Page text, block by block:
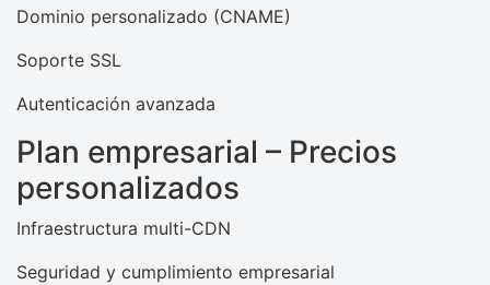
Dominio personalizado (CNAME)
Soporte SSL
Autenticación avanzada
Plan empresarial – Precios
personalizados
Infraestructura multi-CDN
Seguridad y cumplimiento empresarial